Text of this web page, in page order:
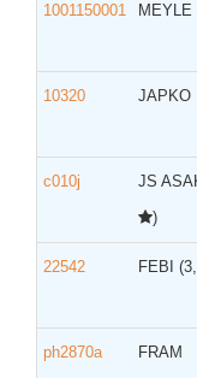
1001150001 MEYLE
10320 JAPKO
c010j JS
)
22542 FEBI
ph2870a FRAM